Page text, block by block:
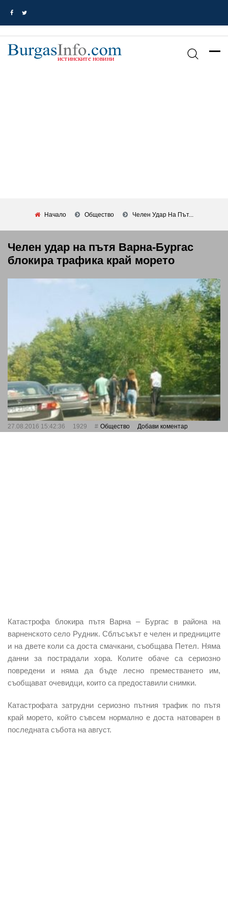
Начало Общество Челен Удар На Път...
Челен удар на пътя Варна-Бургас
блокира трафика край морето
27.08.2016 15:42:36 1929 Общество Добави коментар
Катастрофа блокира пътя Варна – Бургас в района на
варненското село Рудник. Сблъсъкът е челен и предниците
и на двете коли са доста смачкани, съобщава Петел. Няма
данни за пострадали хора. Колите обаче са сериозно
повредени и няма да бъде лесно преместването им,
съобщават очевидци, които са предоставили снимки.
Катастрофата затрудни сериозно пътния трафик по пътя
край морето, който съвсем нормално е доста натоварен в
последната събота на август.